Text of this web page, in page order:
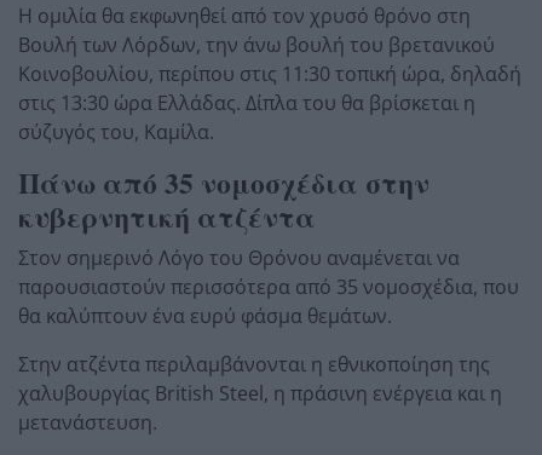
Η ομιλία θα εκφωνηθεί από τον χρυσό θρόνο στη
Βουλή των Λόρδων, την άνω βουλή του βρετανικού
Κοινοβουλίου, περίπου στις 11:30 τοπική ώρα, δηλαδή
στις 13:30 ώρα Ελλάδας. Δίπλα του θα βρίσκεται η
σύζυγός του, Καμίλα.
Πάνω από 35 νομοσχέδια στην
κυβερνητική ατζέντα
Στον σημερινό Λόγο του Θρόνου αναμένεται να
παρουσιαστούν περισσότερα από 35 νομοσχέδια, που
θα καλύπτουν ένα ευρύ φάσμα θεμάτων.
Στην ατζέντα περιλαμβάνονται η εθνικοποίηση της
χαλυβουργίας British Steel, η πράσινη ενέργεια και η
μετανάστευση.